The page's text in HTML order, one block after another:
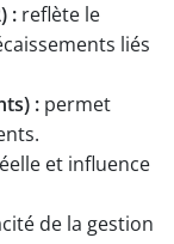
: reflète le
liés
: permet
et influence
de la gestion